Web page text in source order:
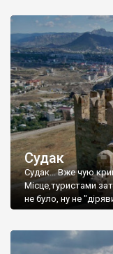
Судак
Судак... Вже чую
Місце,туристами
не було, ну не